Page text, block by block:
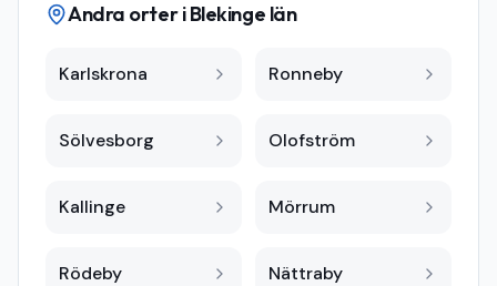
Andra orter iBlekinge län
Karlskrona Ronneby
Sölvesborg Olofström
Kallinge Mörrum
Rödeby Nättraby